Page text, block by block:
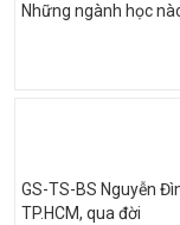
Những ngành học
GS-TS-BS Nguyễn
TP.HCM, qua đời